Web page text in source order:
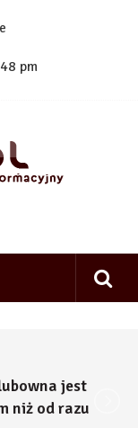
pm
jest
niż od razu